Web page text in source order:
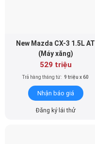
New Mazda CX-3 1.5L AT
(Máy xăng)
529 triệu
Trả hàng tháng từ: 9 triệu x 60
Nhận báo giá
Đăng ký lái thử